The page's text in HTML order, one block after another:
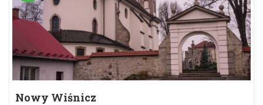
Nowy Wiśnicz